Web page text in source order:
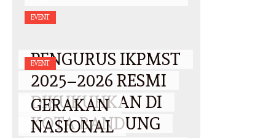
EVENT
PENGURUS IKPMST
2025–2026 RESMI
DIKUKUHKAN DI
KOTA BANDUNG
EVENT
GERAKAN
NASIONAL